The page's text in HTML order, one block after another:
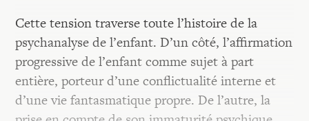
Cette tension traverse toute l’histoire de la
psychanalyse de l’enfant. D’un côté, l’affirmation
progressive de l’enfant comme sujet à part
entière, porteur d’une conflictualité interne et
d’une vie fantasmatique propre. De l’autre, la